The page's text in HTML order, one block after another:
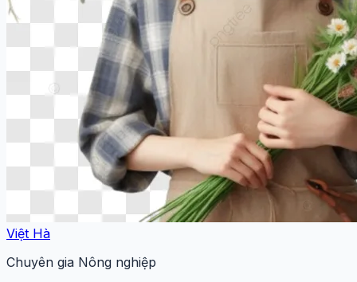
Việt Hà
Chuyên gia Nông nghiệp